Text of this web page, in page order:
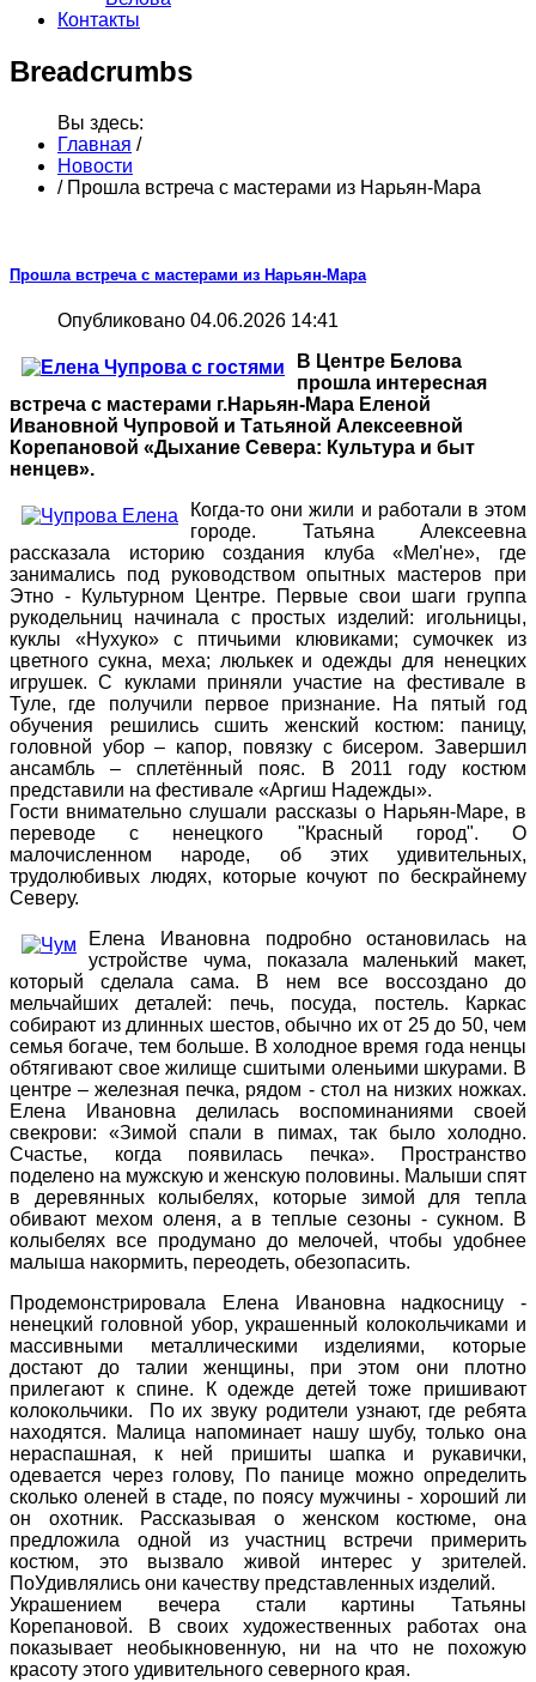
Контакты
Breadcrumbs
Вы здесь:
Главная /
Новости
/ Прошла встреча с мастерами из Нарьян-Мара
Прошла встреча с мастерами из Нарьян-Мара
Опубликовано 04.06.2026 14:41
В Центре Белова
прошла интересная
встреча с мастерами г.Нарьян-Мара Еленой
Ивановной Чупровой и Татьяной Алексеевной
Корепановой «Дыхание Севера: Культура и быт
ненцев».
Когда-то они жили и работали в этом
городе. Татьяна Алексеевна
рассказала историю создания клуба «Мел'не», где
занимались под руководством опытных мастеров при
Этно - Культурном Центре. Первые свои шаги группа
рукодельниц начинала с простых изделий: игольницы,
куклы «Нухуко» с птичьими клювиками; сумочкек из
цветного сукна, меха; люлькек и одежды для ненецких
игрушек. С куклами приняли участие на фестивале в
Туле, где получили первое признание. На пятый год
обучения решились сшить женский костюм: паницу,
головной убор – капор, повязку с бисером. Завершил
ансамбль – сплетённый пояс. В 2011 году костюм
представили на фестивале «Аргиш Надежды».
Гости внимательно слушали рассказы о Нарьян-Маре, в
переводе с ненецкого "Красный город". О
малочисленном народе, об этих удивительных,
трудолюбивых людях, которые кочуют по бескрайнему
Северу.
Елена Ивановна подробно остановилась на
устройстве чума, показала маленький макет,
который сделала сама. В нем все воссоздано до
мельчайших деталей: печь, посуда, постель. Каркас
собирают из длинных шестов, обычно их от 25 до 50, чем
семья богаче, тем больше. В холодное время года ненцы
обтягивают свое жилище сшитыми оленьими шкурами. В
центре – железная печка, рядом - стол на низких ножках.
Елена Ивановна делилась воспоминаниями своей
свекрови: «Зимой спали в пимах, так было холодно.
Счастье, когда появилась печка». Пространство
поделено на мужскую и женскую половины. Малыши спят
в деревянных колыбелях, которые зимой для тепла
обивают мехом оленя, а в теплые сезоны - сукном. В
колыбелях все продумано до мелочей, чтобы удобнее
малыша накормить, переодеть, обезопасить.
Продемонстрировала Елена Ивановна надкосницу -
ненецкий головной убор, украшенный колокольчиками и
массивными металлическими изделиями, которые
достают до талии женщины, при этом они плотно
прилегают к спине. К одежде детей тоже пришивают
колокольчики. По их звуку родители узнают, где ребята
находятся. Малица напоминает нашу шубу, только она
нераспашная, к ней пришиты шапка и рукавички,
одевается через голову, По панице можно определить
сколько оленей в стаде, по поясу мужчины - хороший ли
он охотник. Рассказывая о женском костюме, она
предложила одной из участниц встречи примерить
костюм, это вызвало живой интерес у зрителей.
ПоУдивлялись они качеству представленных изделий.
Украшением вечера стали картины Татьяны
Корепановой. В своих художественных работах она
показывает необыкновенную, ни на что не похожую
красоту этого удивительного северного края.